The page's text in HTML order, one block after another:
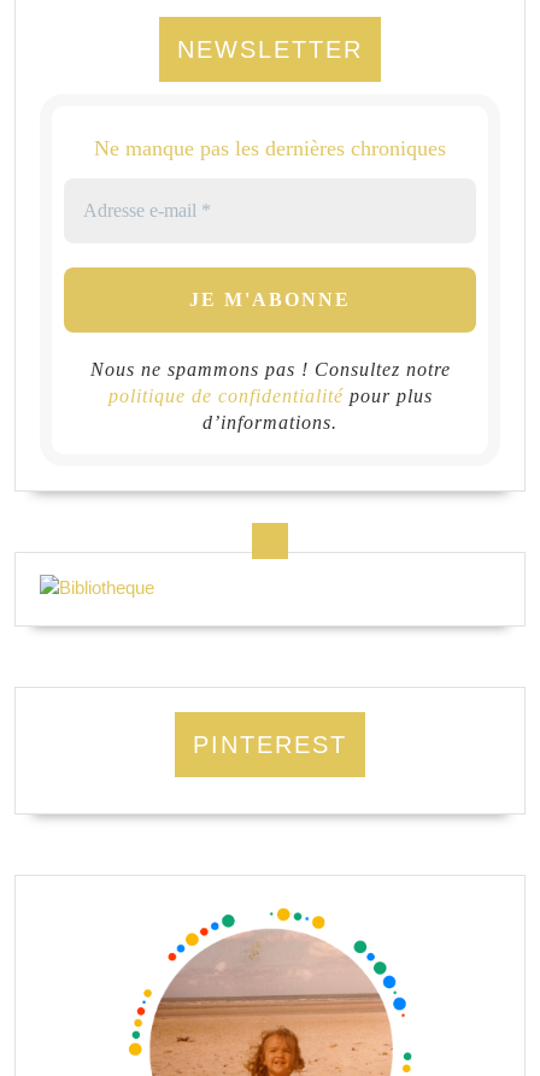
NEWSLETTER
Ne manque pas les dernières chroniques
Nous ne spammons pas ! Consultez notre
politique de confidentialitépour plus
d’informations.
PINTEREST